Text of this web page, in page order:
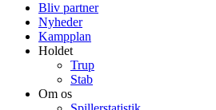
Bliv partner
Nyheder
Kampplan
Holdet
Trup
Stab
Om os